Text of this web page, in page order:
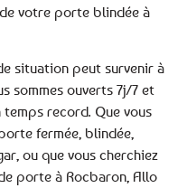
votre porte blindée à
situation peut survenir à
sommes ouverts 7j/7 et
record. Que vous
fermée, blindée,
ou que vous cherchiez
porte à Rocbaron, Allo